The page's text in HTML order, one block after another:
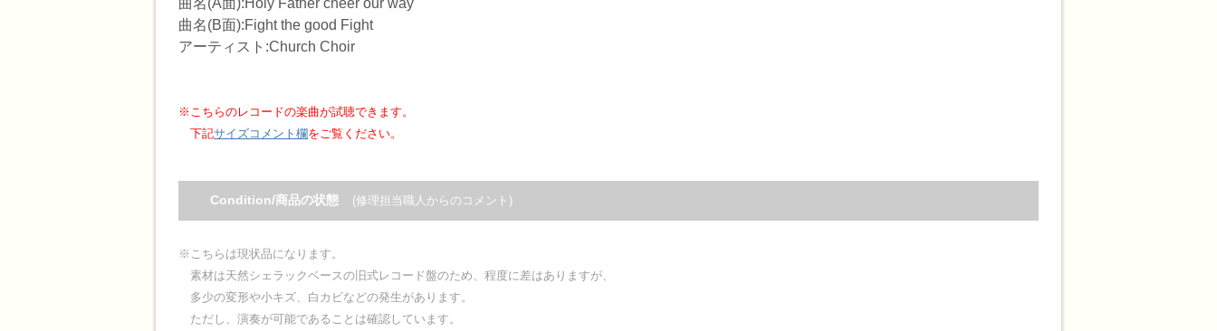
曲名(A面):Holy Father cheer our way
曲名(B面):Fight the good Fight
アーティスト:Church Choir
※こちらのレコードの楽曲が試聴できます。
下記サイズコメント欄をご覧ください。
Condition/商品の状態 (修理担当職人からのコメント)
※こちらは現状品になります。
素材は天然シェラックベースの旧式レコード盤のため、程度に差はありますが、
多少の変形や小キズ、白カビなどの発生があります。
ただし、演奏が可能であることは確認しています。